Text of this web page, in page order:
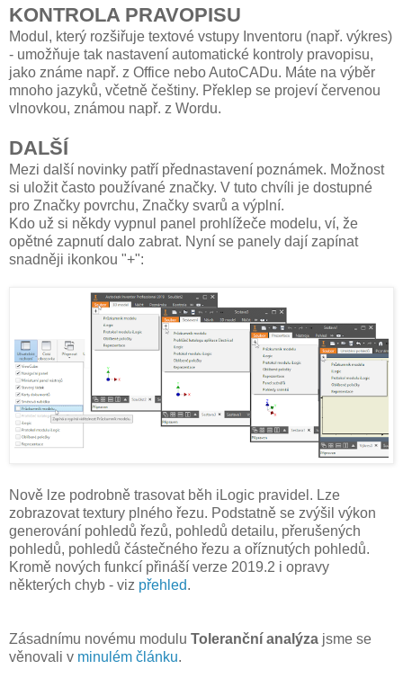
KONTROLA PRAVOPISU
Modul, který rozšiřuje textové vstupy Inventoru (např. výkres)
- umožňuje tak nastavení automatické kontroly pravopisu,
jako známe např. z Office nebo AutoCADu. Máte na výběr
mnoho jazyků, včetně češtiny. Překlep se projeví červenou
vlnovkou, známou např. z Wordu.
DALŠÍ
Mezi další novinky patří přednastavení poznámek. Možnost
si uložit často používané značky. V tuto chvíli je dostupné
pro Značky povrchu, Značky svarů a výplní.
Kdo už si někdy vypnul panel prohlížeče modelu, ví, že
opětné zapnutí dalo zabrat. Nyní se panely dají zapínat
snadněji ikonkou "+":
Nově lze podrobně trasovat běh iLogic pravidel. Lze
zobrazovat textury plného řezu. Podstatně se zvýšil výkon
generování pohledů řezů, pohledů detailu, přerušených
pohledů, pohledů částečného řezu a oříznutých pohledů.
Kromě nových funkcí přináší verze 2019.2 i opravy
některých chyb - viz přehled.
Zásadnímu novému modulu Toleranční analýza jsme se
věnovali v minulém článku.